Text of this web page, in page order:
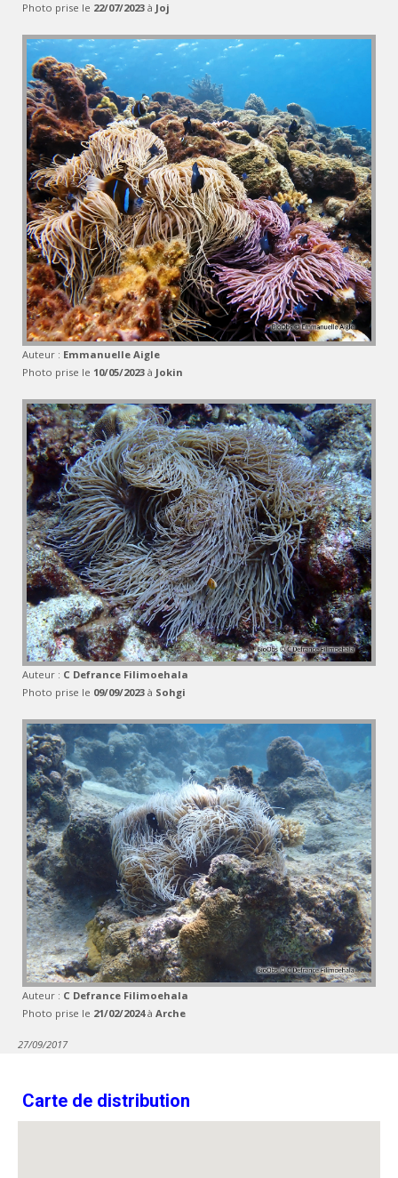
Photo prise le 22/07/2023 à Joj
Auteur : Emmanuelle Aigle
Photo prise le 10/05/2023 à Jokin
Auteur : C Defrance Filimoehala
Photo prise le 09/09/2023 à Sohgi
Auteur : C Defrance Filimoehala
Photo prise le 21/02/2024à Arche
27/09/2017
Carte de distribution